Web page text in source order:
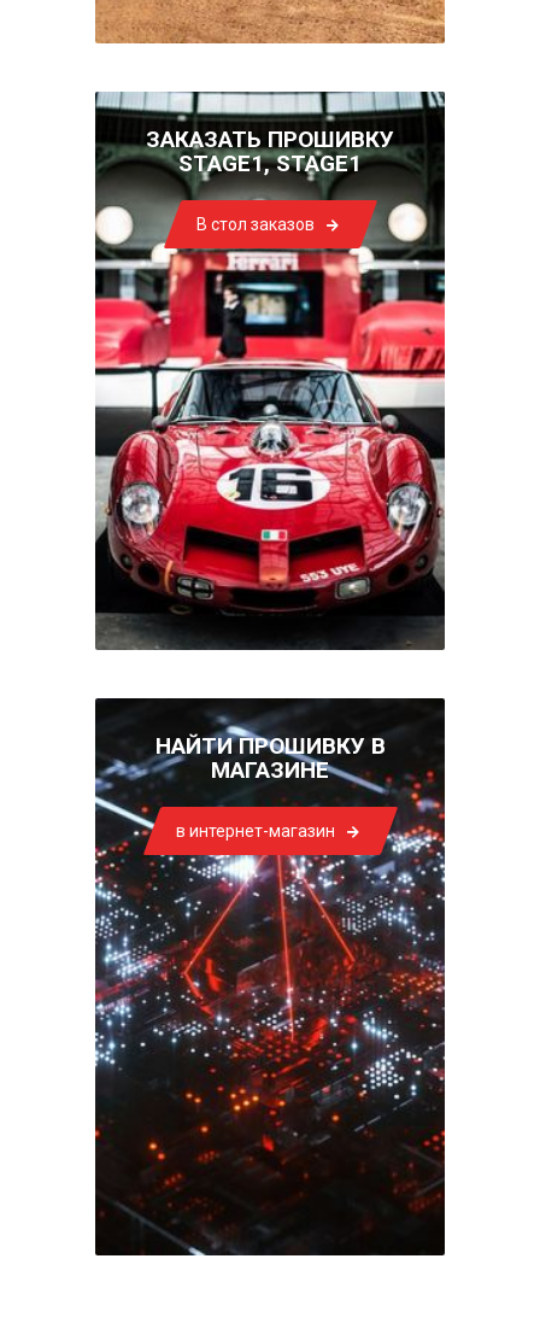
ЗАКАЗАТЬ ПРОШИВКУ
STAGE1, STAGE1
В стол заказов
НАЙТИ ПРОШИВКУ В
МАГАЗИНЕ
в интернет-магазин